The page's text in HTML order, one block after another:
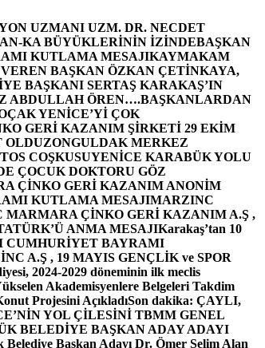
UZMANI UZM. DR. NECDET
KA BÜYÜKLERİNİN İZİNDEBAŞKAN
KUTLAMA MESAJIKAYMAKAM
BAŞKAN ÖZKAN ÇETİNKAYA,
BAŞKANI SERTAŞ KARAKAŞ’IN
ABDULLAH ÖREN….BAŞKANLARDAN
YENİCE’Yİ ÇOK
GERİ KAZANIM ŞİRKETİ 29 EKİM
OLDUZONGULDAK MERKEZ
COŞKUSUYENİCE KARABÜK YOLU
ÇOCUK DOKTORU GÖZ
ÇİNKO GERİ KAZANIM ANONİM
KUTLAMA MESAJIMARZINC
MARMARA ÇİNKO GERİ KAZANIM A.Ş ,
ANMA MESAJIKarakaş’tan 10
CUMHURİYET BAYRAMI
A.Ş , 19 MAYIS GENÇLİK ve SPOR
2024-2029 döneminin ilk meclis
Akademisyenlere Belgeleri Takdim
Projesini AçıkladıSon dakika: ÇAYLI,
YOL ÇİLESİNİ TBMM GENEL
BELEDİYE BAŞKAN ADAY ADAYI
Başkan Adayı Dr. Ömer Selim Alan